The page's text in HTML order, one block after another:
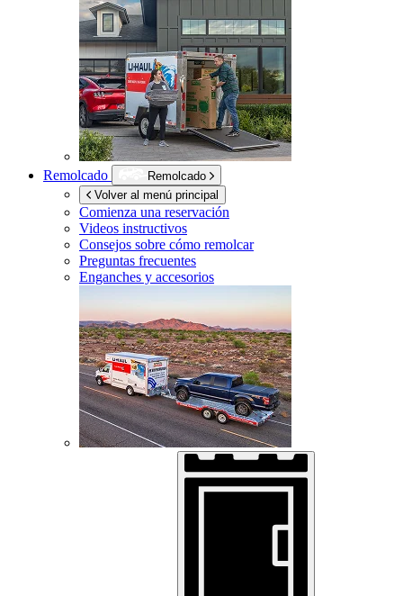
Remolcado
Remolcado
Volver al menú principal
Comienza una reservación
Videos instructivos
Consejos sobre cómo remolcar
Preguntas frecuentes
Enganches y accesorios